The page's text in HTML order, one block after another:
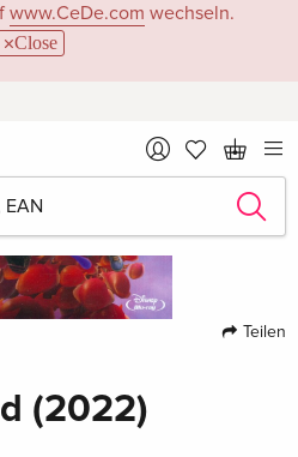
www.CeDe.com wechseln.
Close
Teilen
(2022)